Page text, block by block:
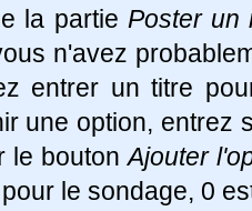
la partie Poster un
n'avez
entrer un titre
une option, entrez
le boutonAjouter
le sondage, 0